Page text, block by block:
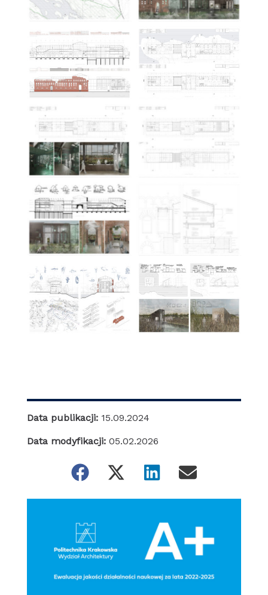
Data publikacji: 15.09.2024
Data modyfikacji: 05.02.2026